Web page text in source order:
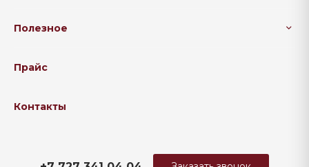
Полезное
Прайс
Контакты